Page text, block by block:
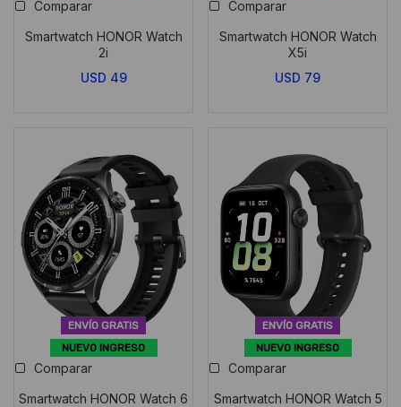
Comparar
Smartwatch HONOR Watch
2i
USD 49
Comparar
Smartwatch HONOR Watch
X5i
USD 79
NUEVO INGRESO
ENVÍO GRATIS
Comparar
Smartwatch HONOR Watch 6
NUEVO INGRESO
ENVÍO GRATIS
Comparar
Smartwatch HONOR Watch 5